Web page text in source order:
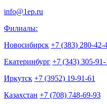
info@1ep.ru
Филиалы:
Новосибирск +7 (383) 280-42-
Екатеринбург +7 (343) 305-91-
Иркутск +7 (3952) 19-91-61
Казахстан +7 (708) 748-69-93